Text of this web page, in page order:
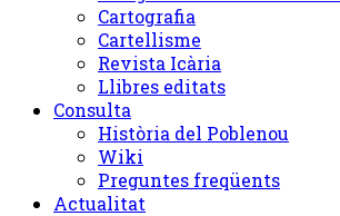
Cartografia
Cartellisme
Revista Icària
Llibres editats
Consulta
Història del Poblenou
Wiki
Preguntes freqüents
Actualitat